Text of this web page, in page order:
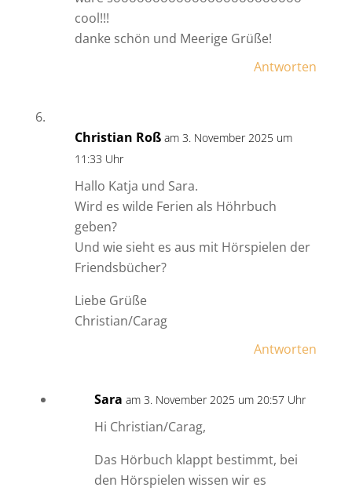
cool!!!
danke schön und Meerige Grüße!
Antworten
Christian Roß am 3. November 2025 um
11:33 Uhr
Hallo Katja und Sara.
Wird es wilde Ferien als Höhrbuch
geben?
Und wie sieht es aus mit Hörspielen der
Friendsbücher?
Liebe Grüße
Christian/Carag
Antworten
Sara am 3. November 2025 um 20:57 Uhr
Hi Christian/Carag,
Das Hörbuch klappt bestimmt, bei
den Hörspielen wissen wir es